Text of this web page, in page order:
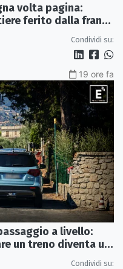
volta pagina:
ferito dalla frana
Condividi su:
19 ore fa
a livello:
un treno diventa un
Condividi su: